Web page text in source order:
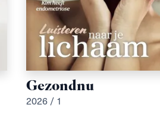
Gezondnu
2026 / 1